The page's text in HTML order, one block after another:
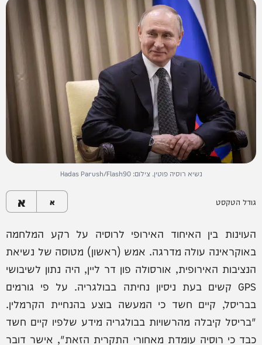
נשיא רוסיה פוטין. צילום: Hadas Parush/Flash90
גודל הטקסט א א
העוינות בין האיחוד האירופי לרוסיה על רקע המלחמה
באוקראינה עולה מדרגה. אמש (ראשון) מטוסה של נשיאת
הנציבות האירופית, אורסולה פון דר ליין, היה נתון לשיבושי
GPS קשים בעת ניסיון נחיתה בבולגריה. על פי גורמים
בבריסל, קיים חשד כי המעשה בוצע בהנחיית הקרמלין.
"בריסל קיבלה מהרשויות בבולגריה מידע שלפיו קיים חשד
כבד כי רוסיה עומדת מאחורי התקרית הזאת", אישר דובר